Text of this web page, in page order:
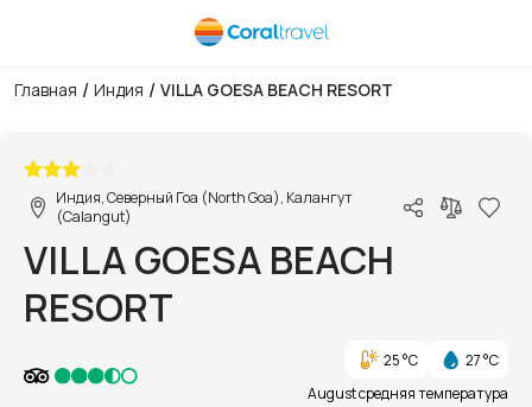
Главная / Индия / VILLA GOESA BEACH RESORT
Индия, Северный Гоа (North Goa), Калангут
(Calangut)
VILLA GOESA BEACH
RESORT
25 °C
27 °C
August средняя температура